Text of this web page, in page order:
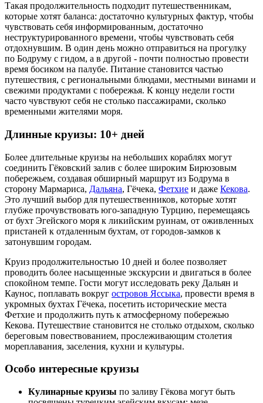
Такая продолжительность подходит путешественникам,
которые хотят баланса: достаточно культурных фактур, чтобы
чувствовать себя информированным, достаточно
неструктурированного времени, чтобы чувствовать себя
отдохнувшим. В один день можно отправиться на прогулку
по Бодруму с гидом, а в другой - почти полностью провести
время босиком на палубе. Питание становится частью
путешествия, с региональными блюдами, местными винами и
свежими продуктами с побережья. К концу недели гости
часто чувствуют себя не столько пассажирами, сколько
временными жителями моря.
Длинные круизы: 10+ дней
Более длительные круизы на небольших кораблях могут
соединить Гёковский залив с более широким Бирюзовым
побережьем, создавая обширный маршрут из Бодрума в
сторону Мармариса, Дальяна, Гёчека, Фетхие и даже Кекова.
Это лучший выбор для путешественников, которые хотят
глубже прочувствовать юго-западную Турцию, перемещаясь
от бухт Эгейского моря к ликийским руинам, от оживленных
пристаней к отдаленным бухтам, от городов-замков к
затонувшим городам.
Круиз продолжительностью 10 дней и более позволяет
проводить более насыщенные экскурсии и двигаться в более
спокойном темпе. Гости могут исследовать реку Дальян и
Каунос, поплавать вокруг островов Яссыка, провести время в
укромных бухтах Гёчека, посетить исторические места
Фетхие и продолжить путь к атмосферному побережью
Кекова. Путешествие становится не столько отдыхом, сколько
береговым повествованием, прослеживающим столетия
мореплавания, заселения, кухни и культуры.
Особо интересные круизы
Кулинарные круизы по заливу Гёкова могут быть